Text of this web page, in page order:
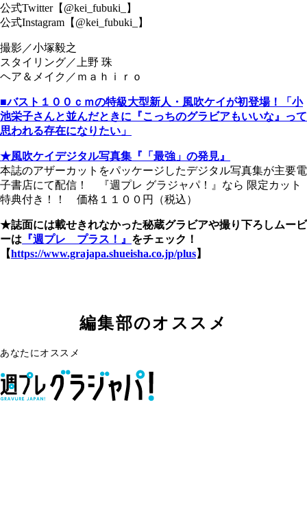
公式Twitter【@kei_fubuki_】
公式Instagram【@kei_fubuki_】
撮影／小塚毅之
スタイリング／上野 珠
ヘア＆メイク／ｍａｈｉｒｏ
■バスト１００ｃｍの特級大型新人・風吹ケイが初登場！「小
池栄子さんと並んだときに『こっちのグラビアもいいな』って
思われる存在になりたい」
★風吹ケイデジタル写真集『「最強」の発見』
本誌のアザーカットをパッケージしたデジタル写真集が主要電
子書店にて配信！ 『週プレ グラジャパ！』なら 限定カット
特典付き！！ 価格１１００円（税込）
★誌面には載せきれなかった秘蔵グラビアや撮り下ろしムービ
ーは 『週プレ プラス！』 をチェック！
【https://www.grajapa.shueisha.co.jp/plus】
編集部のオススメ
あなたにオススメ